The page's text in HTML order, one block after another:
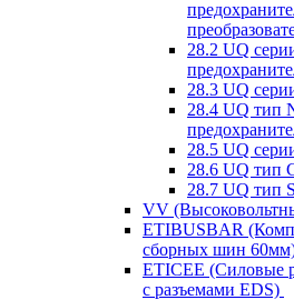
28.2 UQ
28.3 UQ
28.4 UQ тип
28.5 UQ
28.6 UQ тип
28.7 UQ тип S
VV
ETIBUSBAR
сборных шин
ETICEE (Силовые
с разъемами EDS)